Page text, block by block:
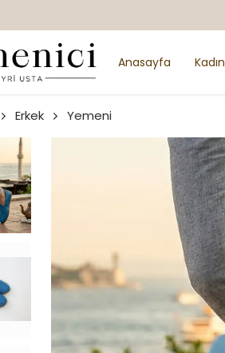
Anasayfa Kadın
Erkek Yemeni